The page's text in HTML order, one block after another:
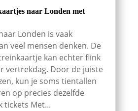
naar Londen met
Londen is vaak
veel mensen denken. De
kan echter flink
vertrekdag. Door de juiste
kun je soms tientallen
op precies dezelfde
tickets Met...